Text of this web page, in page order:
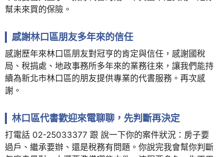
幫未來買的保險。
感謝林口區朋友多年來的信任
感謝歷年來林口區朋友對冠亨的肯定與信任，感謝國稅
局、稅捐處、地政事務所多年來的業務往來，讓我們能持
續為新北市林口區的朋友提供專業的代書服務。再次感
謝。
林口區代書歡迎來電聊聊，先判斷再決定
打電話 02-25033377 跟 說一下你的案件狀況：房子要
過戶、繼承要辦、還是稅務有問題。你說完我會幫你判斷